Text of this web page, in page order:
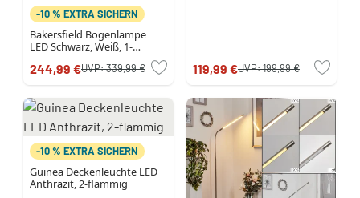
-10 % EXTRA SICHERN
Bakersfield Bogenlampe
LED Schwarz, Weiß, 1-
244,99 €UVP:339,99 € 119,99 €UVP:199,99 €
-10 % EXTRA SICHERN
Guinea Deckenleuchte LED
Anthrazit, 2-flammig